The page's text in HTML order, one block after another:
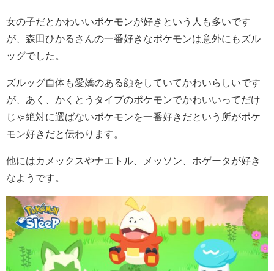
女の子だとかわいいポケモンが好きという人も多いです
が、森田ひかるさんの一番好きなポケモンは意外にもズル
ッグでした。
ズルッグ自体も愛嬌のある顔をしていてかわいらしいです
が、あく、かくとうタイプのポケモンでかわいいってだけ
じゃ絶対に選ばないポケモンを一番好きだという所がポケ
モン好きだと伝わります。
他にはカメックスやナエトル、メッソン、ホゲータが好き
なようです。